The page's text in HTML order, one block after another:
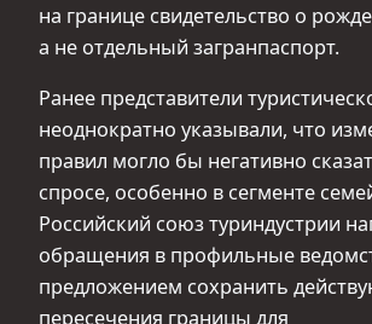
на границе свидетельство о
а не отдельный загранпаспорт.
Ранее представители
неоднократно указывали, что
правил могло бы негативно
спросе, особенно в сегменте
Российский союз туриндустрии
обращения в профильные
предложением сохранить
пересечения границы для